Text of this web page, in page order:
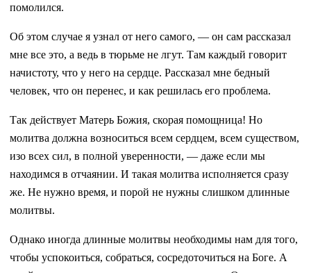
помолился.
Об этом случае я узнал от него самого, — он сам рассказал
мне все это, а ведь в тюрьме не лгут. Там каждый говорит
начистоту, что у него на сердце. Рассказал мне бедный
человек, что он перенес, и как решилась его проблема.
Так действует Матерь Божия, скорая помощница! Но
молитва должна возноситься всем сердцем, всем существом,
изо всех сил, в полной уверенности, — даже если мы
находимся в отчаянии. И такая молитва исполняется сразу
же. Не нужно время, и порой не нужны слишком длинные
молитвы.
Однако иногда длинные молитвы необходимы нам для того,
чтобы успокоиться, собраться, сосредоточиться на Боге. А